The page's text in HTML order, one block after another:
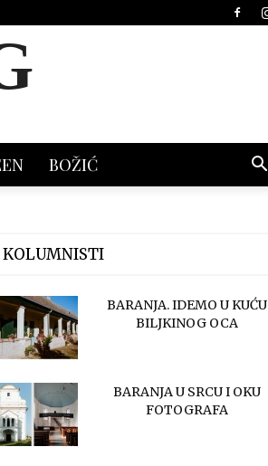
BOŽIĆ
KOLUMNISTI
BARANJA. IDEMO U KUĆU
BILJKINOG OCA
BARANJA U SRCU I OKU
FOTOGRAFA